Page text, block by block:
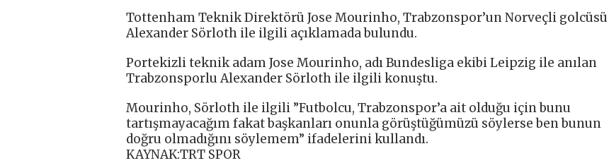
Tottenham Teknik Direktörü Jose Mourinho, Trabzonspor’un Norveçli golcüsü
Alexander Sörloth ile ilgili açıklamada bulundu.
Portekizli teknik adam Jose Mourinho, adı Bundesliga ekibi Leipzig ile anılan
Trabzonsporlu Alexander Sörloth ile ilgili konuştu.
Mourinho, Sörloth ile ilgili ”Futbolcu, Trabzonspor’a ait olduğu için bunu
tartışmayacağım fakat başkanları onunla görüştüğümüzü söylerse ben bunun
doğru olmadığını söylemem” ifadelerini kullandı.
KAYNAK:TRT SPOR